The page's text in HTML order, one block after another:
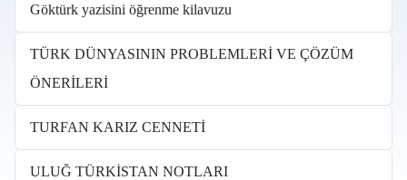
Göktürk yazisini öğrenme kilavuzu
TÜRK DÜNYASININ PROBLEMLERİ VE ÇÖZÜM
ÖNERİLERİ
TURFAN KARIZ CENNETİ
ULUĞ TÜRKİSTAN NOTLARI